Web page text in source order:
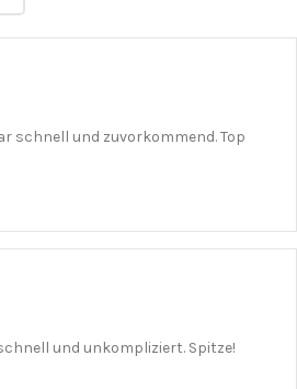
schnell und zuvorkommend. Top
und unkompliziert. Spitze!